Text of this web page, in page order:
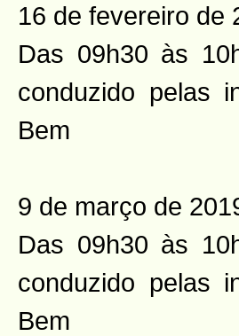
16 de fevereiro de
Das 09h30 às
conduzido pelas
Bem
9 de março de
Das 09h30 às
conduzido pelas
Bem